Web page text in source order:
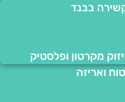
בבנד
מקרטון ופלסטיק
ואריזה